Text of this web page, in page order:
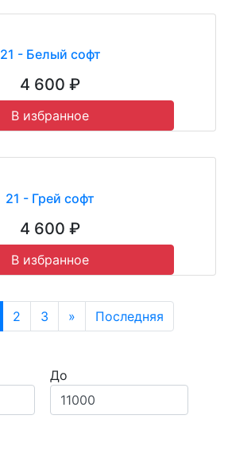
21 - Белый софт
4 600 ₽
В избранное
21 - Грей софт
4 600 ₽
В избранное
2 3 » Последняя
До